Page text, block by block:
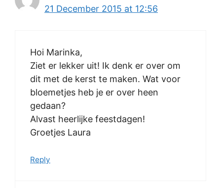
21 December 2015 at 12:56
Hoi Marinka,
Ziet er lekker uit! Ik denk er over om
dit met de kerst te maken. Wat voor
bloemetjes heb je er over heen
gedaan?
Alvast heerlijke feestdagen!
Groetjes Laura
Reply